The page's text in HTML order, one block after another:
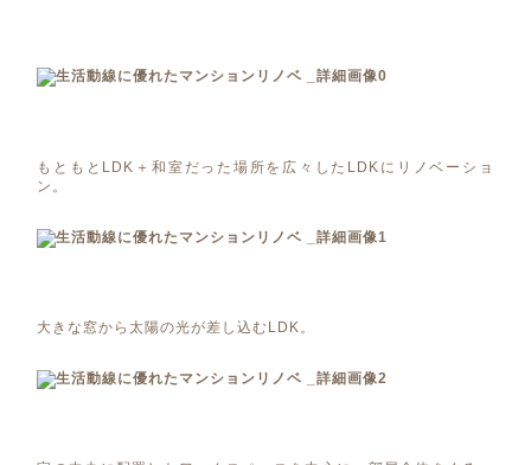
もともとLDK＋和室だった場所を広々したLDKにリノベーショ
ン。
大きな窓から太陽の光が差し込むLDK。